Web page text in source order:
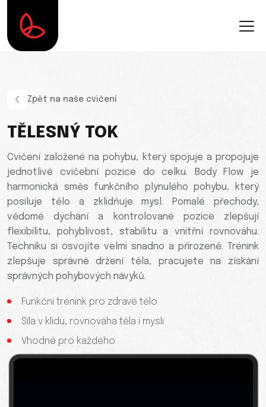
Zpět na naše cvičení
TĚLESNÝ TOK
Cvičení založené na pohybu, který spojuje a propojuje
jednotlivé cvičební pozice do celku. Body Flow je
harmonická směs funkčního plynulého pohybu, který
posiluje tělo a zklidňuje mysl. Pomalé přechody,
vědomé dýchání a kontrolované pozice zlepšují
flexibilitu, pohyblivost, stabilitu a vnitřní rovnováhu.
Techniku si osvojíte velmi snadno a přirozeně. Trénink
zlepšuje správné držení těla, pracujete na získání
správných pohybových návyků.
Funkční trénink pro zdravé tělo
Síla v klidu, rovnováha těla i mysli
Vhodné pro každého